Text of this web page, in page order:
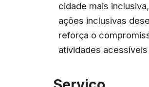
cidade mais
ações inclusivas
reforça o
atividades